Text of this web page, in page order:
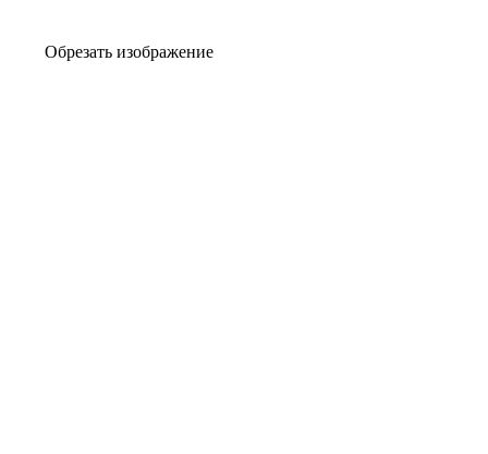
Обрезать изображение